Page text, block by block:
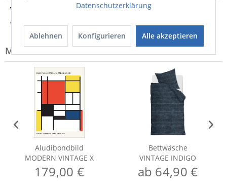
Versandinfo
Weitere Informationen zum Versand...
Modell-Familie: VINTAGE
Aludibondbild
MODERN VINTAGE X
179,00 €
Bettwäsche
VINTAGE INDIGO
ab 64,90 €
Datenschutzerklärung
Ablehnen Konfigurieren Alle akzeptieren